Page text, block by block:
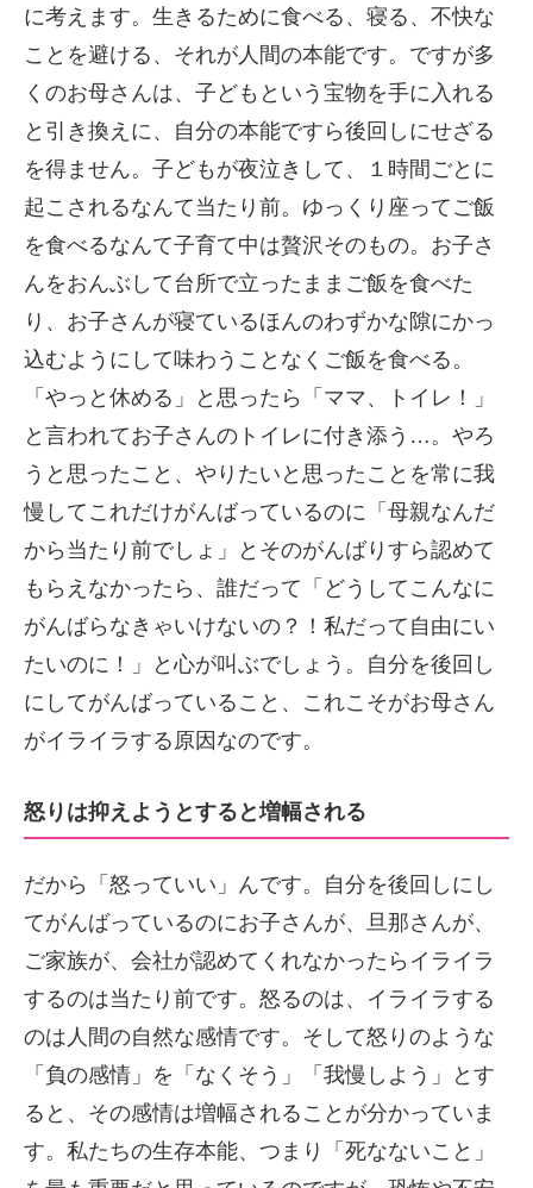
に考えます。生きるために食べる、寝る、不快な
ことを避ける、それが人間の本能です。ですが多
くのお母さんは、子どもという宝物を手に入れる
と引き換えに、自分の本能ですら後回しにせざる
を得ません。子どもが夜泣きして、１時間ごとに
起こされるなんて当たり前。ゆっくり座ってご飯
を食べるなんて子育て中は贅沢そのもの。お子さ
んをおんぶして台所で立ったままご飯を食べた
り、お子さんが寝ているほんのわずかな隙にかっ
込むようにして味わうことなくご飯を食べる。
「やっと休める」と思ったら「ママ、トイレ！」
と言われてお子さんのトイレに付き添う…。やろ
うと思ったこと、やりたいと思ったことを常に我
慢してこれだけがんばっているのに「母親なんだ
から当たり前でしょ」とそのがんばりすら認めて
もらえなかったら、誰だって「どうしてこんなに
がんばらなきゃいけないの？！私だって自由にい
たいのに！」と心が叫ぶでしょう。自分を後回し
にしてがんばっていること、これこそがお母さん
がイライラする原因なのです。
怒りは抑えようとすると増幅される
だから「怒っていい」んです。自分を後回しにし
てがんばっているのにお子さんが、旦那さんが、
ご家族が、会社が認めてくれなかったらイライラ
するのは当たり前です。怒るのは、イライラする
のは人間の自然な感情です。そして怒りのような
「負の感情」を「なくそう」「我慢しよう」とす
ると、その感情は増幅されることが分かっていま
す。私たちの生存本能、つまり「死なないこと」